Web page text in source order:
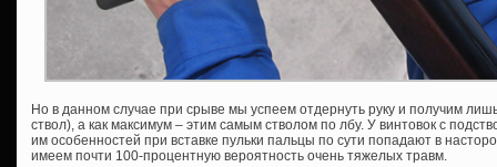
Но в данном случае при срыве мы успеем отдернуть руку и получим
ствол), а как максимум – этим самым стволом по лбу. У винтовок с
им особенностей при вставке пульки пальцы по сути попадают в
имеем почти 100-процентную вероятность очень тяжелых травм.